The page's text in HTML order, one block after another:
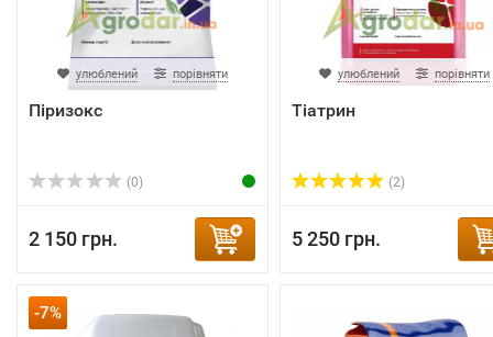
улюблений порівняти
Піризокс
(0)
2 150 грн.
улюблений порівняти
Тіатрин
(2)
5 250 грн.
-7%